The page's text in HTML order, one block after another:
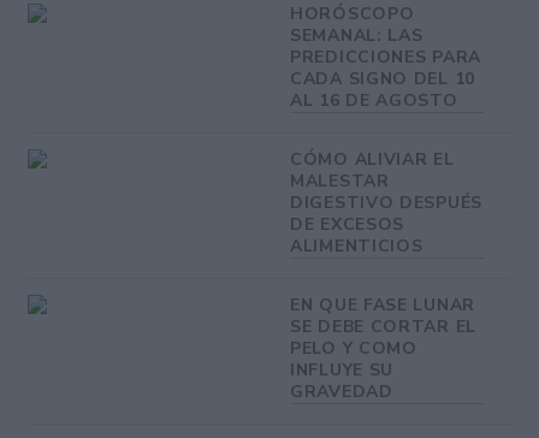
HORÓSCOPO
SEMANAL: LAS
PREDICCIONES PARA
CADA SIGNO DEL 10
AL 16 DE AGOSTO
CÓMO ALIVIAR EL
MALESTAR
DIGESTIVO DESPUÉS
DE EXCESOS
ALIMENTICIOS
EN QUE FASE LUNAR
SE DEBE CORTAR EL
PELO Y COMO
INFLUYE SU
GRAVEDAD